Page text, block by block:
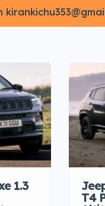
1.3
T4